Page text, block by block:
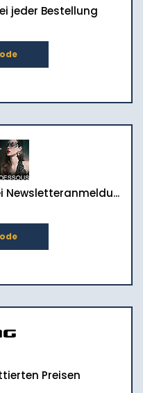
jeder Bestellung
Newsletteranmeldu...
Preisen